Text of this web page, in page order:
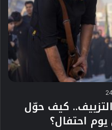
كيف حوّل
يوم احتفال؟